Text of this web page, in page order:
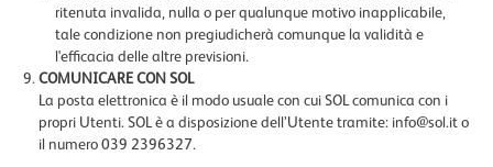
ritenuta invalida, nulla o per qualunque motivo inapplicabile,
tale condizione non pregiudicherà comunque la validità e
l'efficacia delle altre previsioni.
COMUNICARE CON SOL
La posta elettronica è il modo usuale con cui SOL comunica con i
propri Utenti. SOL è a disposizione dell’Utente tramite: info@sol.it o
il numero 039 2396327.